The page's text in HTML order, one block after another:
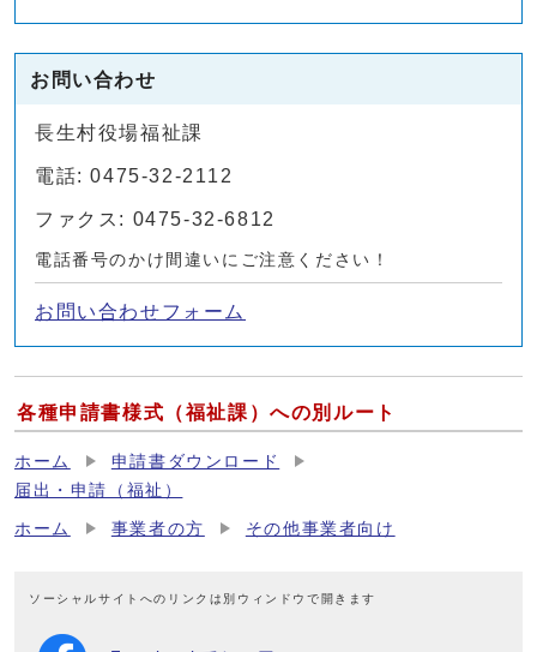
お問い合わせ
長生村役場福祉課
電話: 0475-32-2112
ファクス: 0475-32-6812
電話番号のかけ間違いにご注意ください！
お問い合わせフォーム
各種申請書様式（福祉課）への別ルート
ホーム
申請書ダウンロード
届出・申請（福祉）
ホーム 事業者の方 その他事業者向け
ソーシャルサイトへのリンクは別ウィンドウで開きます